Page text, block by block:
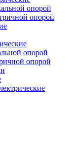
опорой
опорой
опорой
опорой